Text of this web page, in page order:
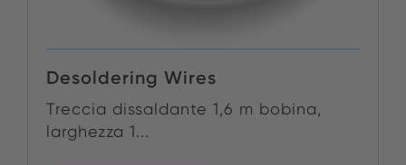
Desoldering Wires
Treccia dissaldante 1,6 m bobina,
larghezza 1...